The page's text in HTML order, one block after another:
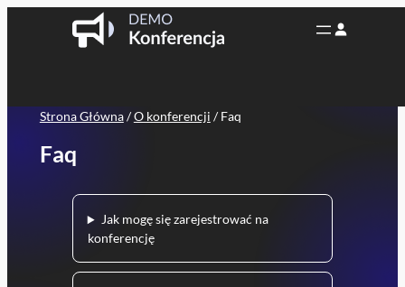
Strona Główna/O konferencji /Faq
Faq
Jak mogę się zarejestrować na
konferencję